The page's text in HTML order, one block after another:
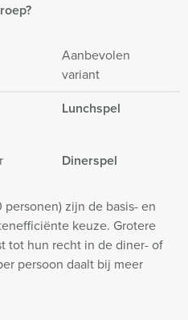
Aanbevolen
variant
Lunchspel
Dinerspel
zijn de basis- en
keuze. Grotere
tot hun recht in de diner- of
persoon daalt bij meer